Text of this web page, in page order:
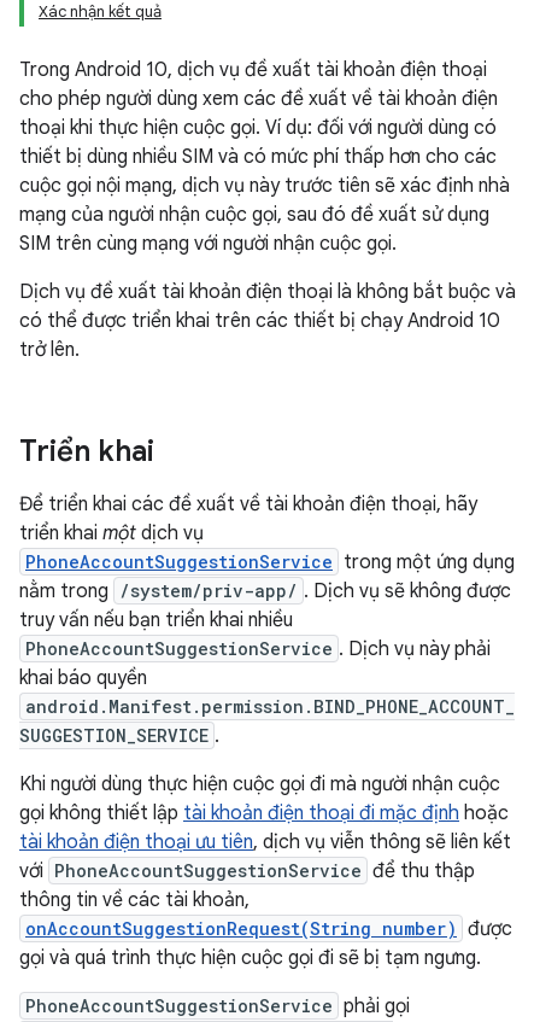
Xác nhận kết quả
Trong Android 10, dịch vụ đề xuất tài khoản điện thoại
cho phép người dùng xem các đề xuất về tài khoản điện
thoại khi thực hiện cuộc gọi. Ví dụ: đối với người dùng có
thiết bị dùng nhiều SIM và có mức phí thấp hơn cho các
cuộc gọi nội mạng, dịch vụ này trước tiên sẽ xác định nhà
mạng của người nhận cuộc gọi, sau đó đề xuất sử dụng
SIM trên cùng mạng với người nhận cuộc gọi.
Dịch vụ đề xuất tài khoản điện thoại là không bắt buộc và
có thể được triển khai trên các thiết bị chạy Android 10
trở lên.
Triển khai
Để triển khai các đề xuất về tài khoản điện thoại, hãy
triển khai một dịch vụ
PhoneAccountSuggestionService trong một ứng dụng
nằm trong
/system/priv-app/ . Dịch vụ sẽ không được
truy vấn nếu bạn triển khai nhiều
PhoneAccountSuggestionService . Dịch vụ này phải
khai báo quyền
android.Manifest.permission.BIND_PHONE_ACCOUNT_
SUGGESTION_SERVICE .
Khi người dùng thực hiện cuộc gọi đi mà người nhận cuộc
gọi không thiết lập tài khoản điện thoại đi mặc định hoặc
tài khoản điện thoại ưu tiên, dịch vụ viễn thông sẽ liên kết
với PhoneAccountSuggestionService để thu thập
thông tin về các tài khoản,
onAccountSuggestionRequest(String number) được
gọi và quá trình thực hiện cuộc gọi đi sẽ bị tạm ngưng.
PhoneAccountSuggestionService phải gọi